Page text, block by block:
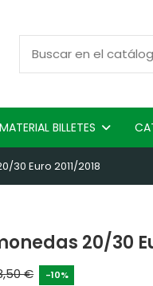
MATERIAL BILLETES
30 Euro 2011/2018
20/30
€ -10%